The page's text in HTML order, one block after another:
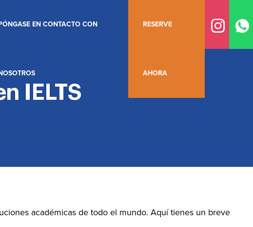
EN CONTACTO CON RESERVE
AHORA
IELTS
académicas de todo el mundo. Aquí tienes un breve